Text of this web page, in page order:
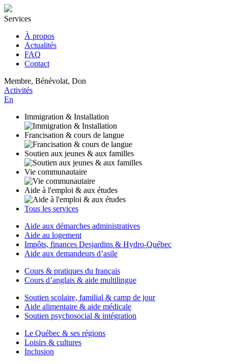
Services
À propos
Actualités
FAQ
Contact
Membre, Bénévolat, Don
Activités
En
Immigration & Installation
Francisation & cours de langue
Soutien aux jeunes & aux familles
Vie communautaire
Aide à l'emploi & aux études
Tous les services
Aide aux démarches administratives
Aide au logement
Impôts, finances Desjardins & Hydro-Québec
Aide aux demandeurs d’asile
Cours & pratiques du français
Cours d’anglais & aide multilingue
Soutien scolaire, familial & camp de jour
Aide alimentaire & aide médicale
Soutien psychosocial & intégration
Le Québec & ses régions
Loisirs & cultures
Inclusion